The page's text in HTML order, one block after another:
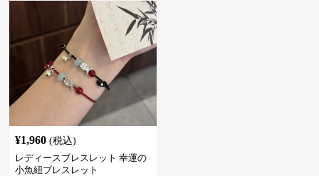
¥1,960 (税込)
レディースブレスレット 幸運の
小魚紐ブレスレット